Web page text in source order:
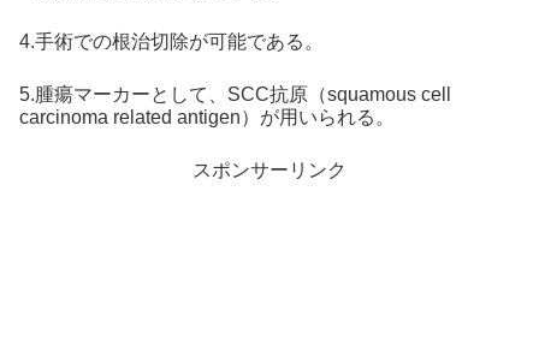
4.手術での根治切除が可能である。
5.腫瘍マーカーとして、SCC抗原（squamous cell
carcinoma related antigen）が用いられる。
スポンサーリンク